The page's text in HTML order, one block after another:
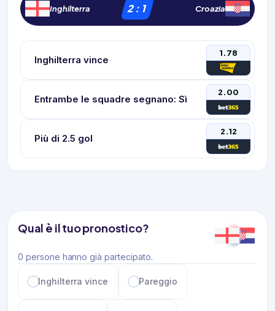
Inghilterra 2:1 Croazia
Inghilterra vince
1.78
Entrambe le squadre segnano: Sì
2.00
Più di 2.5 gol
2.12
Qual è il tuo pronostico?
0 persone hanno già partecipato.
Inghilterra vince Pareggio